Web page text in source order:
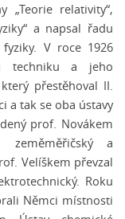
„Teorie relativity“,
a napsal řadu
V roce 1926
techniku a jeho
přestěhoval II.
a tak se oba ústavy
prof. Novákem
a
Velíškem převzal
Roku
Němci místnosti